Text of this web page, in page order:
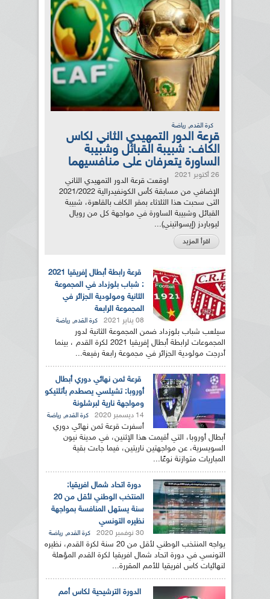
كرة القدم, رياضة
قرعة الدور التمهيدي الثاني لكاس
الكاف: شبيبة القبائل وشبيبة
الساورة يتعرفان على منافسيهما
26 أكتوبر 2021
اوقعت قرعة الدور التمهيدي الثاني
الإضافي من مسابقة كأس الكونفيدرالية 2021/2022
التى سحبت هذا الثلاثاء بمقر الكاف بالقاهرة، شبيبة
القبائل وشبيبة الساورة في مواجهة كل من رويال
ليوباردز (إيسواتيني)...
اقرأ المزيد
قرعة رابطة أبطال إفريقيا 2021
: شباب بلوزداد في المجموعة
الثانية ومولودية الجزائر في
المجموعة الرابعة
08 يناير 2021 كرة القدم, رياضة
سيلعب شباب بلوزداد ضمن المجموعة الثانية لدور
المجموعات لرابطة أبطال إفريقيا 2021 لكرة القدم ، بينما
أدرجت مولودية الجزائر في مجموعة رابعة رفيعة...
قرعة ثمن نهائي دوري أبطال
أوروبا: تشيلسي يصطدم بأتلتيكو
ومواجهة نارية لبرشلونة
14 ديسمبر 2020 كرة القدم, رياضة
أسفرت قرعة ثمن نهائي دوري
أبطال أوروبا، التي أقيمت هذا الإثنين، في مدينة نيون
السويسرية، عن مواجهتين ناريتين، فيما جاءت بقية
المباريات متوازنة نوعًا...
دورة اتحاد شمال افريقيا:
المنتخب الوطني لأقل من 20
سنة يستهل المنافسة بمواجهة
نظيره التونسي
30 نوفمبر 2020 كرة القدم, رياضة
يواجه المنتخب الوطني لأقل من 20 سنة لكرة القدم، نظيره
التونسي في دورة اتحاد شمال افريقيا لكرة القدم المؤهلة
لنهائيات كاس افريقيا للأمم المقررة...
الدورة الترشيحية لكاس أمم